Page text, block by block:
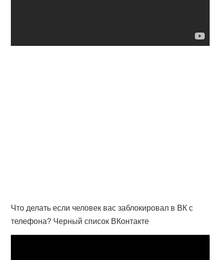
Что делать если человек вас заблокировал в ВК с
телефона? Черный список ВКонтакте